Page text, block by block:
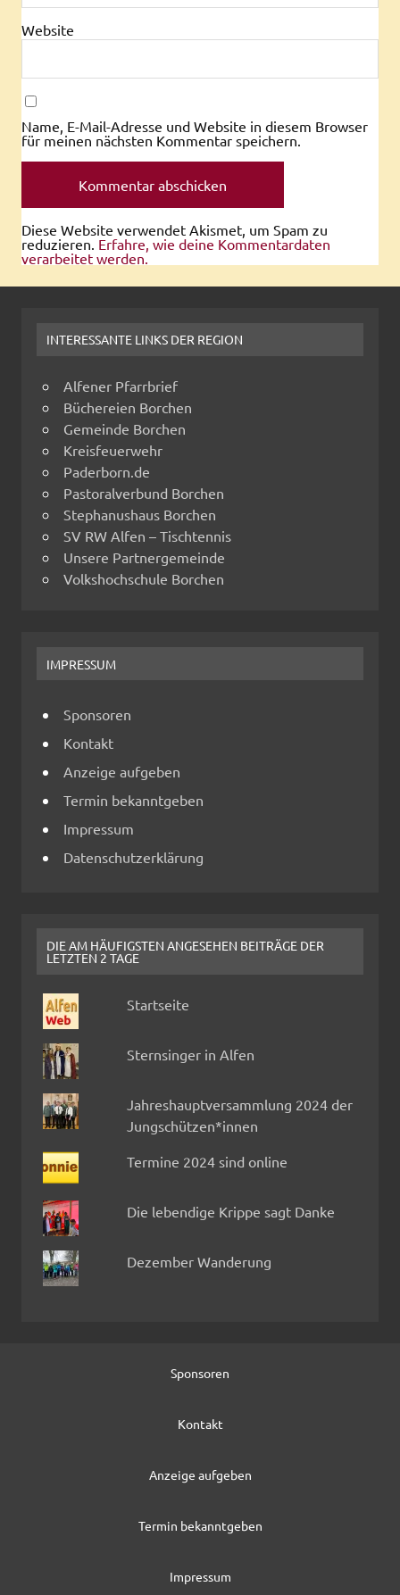
Website
Name, E-Mail-Adresse und Website in diesem Browser
für meinen nächsten Kommentar speichern.
Diese Website verwendet Akismet, um Spam zu
reduzieren. Erfahre, wie deine Kommentardaten
verarbeitet werden.
INTERESSANTE LINKS DER REGION
Alfener Pfarrbrief
Büchereien Borchen
Gemeinde Borchen
Kreisfeuerwehr
Paderborn.de
Pastoralverbund Borchen
Stephanushaus Borchen
SV RW Alfen – Tischtennis
Unsere Partnergemeinde
Volkshochschule Borchen
IMPRESSUM
Sponsoren
Kontakt
Anzeige aufgeben
Termin bekanntgeben
Impressum
Datenschutzerklärung
DIE AM HÄUFIGSTEN ANGESEHEN BEITRÄGE DER
LETZTEN 2 TAGE
Startseite
Sternsinger in Alfen
Jahreshauptversammlung 2024 der
Jungschützen*innen
Termine 2024 sind online
Die lebendige Krippe sagt Danke
Dezember Wanderung
Sponsoren
Kontakt
Anzeige aufgeben
Termin bekanntgeben
Impressum